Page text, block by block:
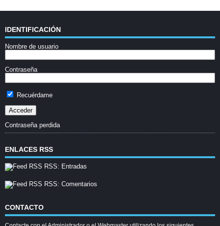
IDENTIFICACIÓN
Nombre de usuario
Contraseña
Recuérdame
Contraseña perdida
ENLACES RSS
RSS: Entradas
RSS: Comentarios
CONTACTO